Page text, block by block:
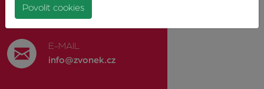
603 246 680
E-MAIL
info@zvonek.cz
Povolit cookies